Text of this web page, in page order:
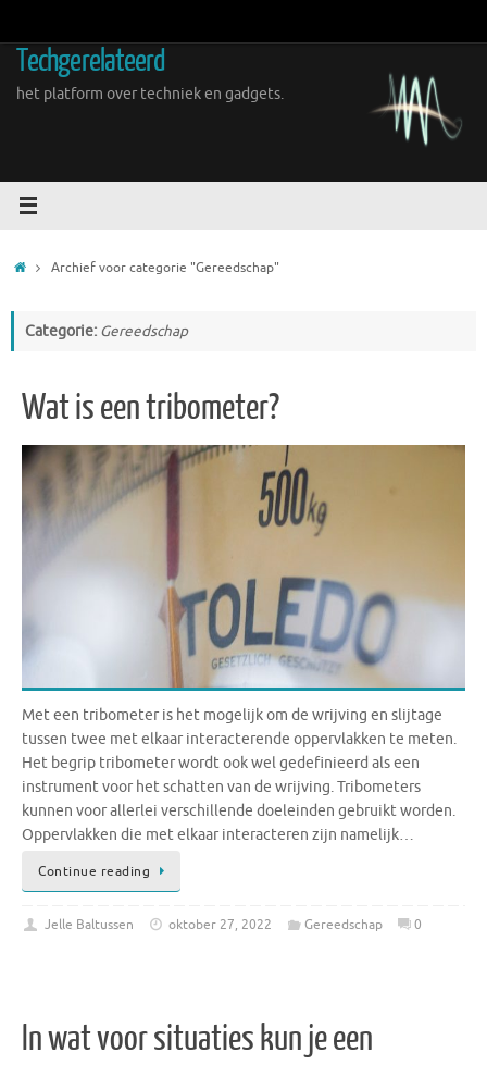
inhoud
Techgerelateerd
het platform over techniek en gadgets.
HomeArchief voor categorie "Gereedschap"
Categorie: Gereedschap
Wat is een tribometer?
Met een tribometer is het mogelijk om de wrijving en slijtage
tussen twee met elkaar interacterende oppervlakken te meten.
Het begrip tribometer wordt ook wel gedefinieerd als een
instrument voor het schatten van de wrijving. Tribometers
kunnen voor allerlei verschillende doeleinden gebruikt worden.
Oppervlakken die met elkaar interacteren zijn namelijk…
Continue reading
Jelle Baltussen oktober 27, 2022 Gereedschap 0
In wat voor situaties kun je een